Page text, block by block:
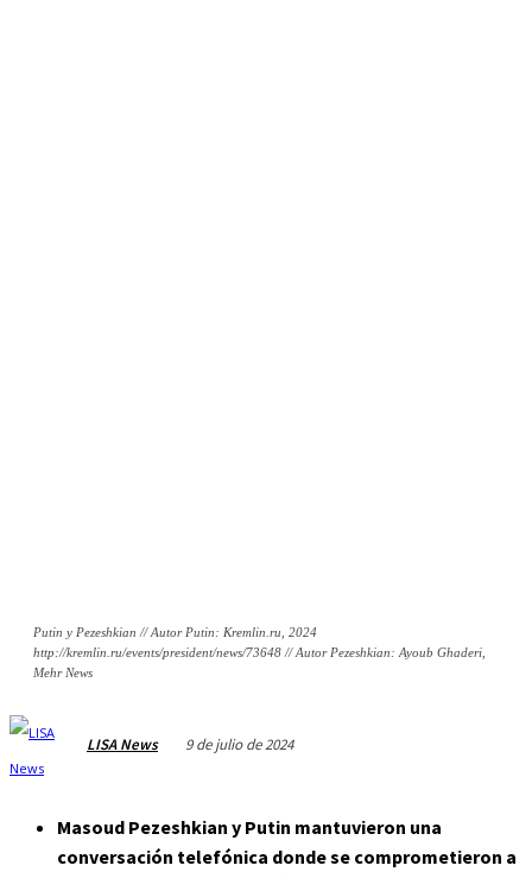
Putin y Pezeshkian // Autor Putin: Kremlin.ru, 2024
http://kremlin.ru/events/president/news/73648 // Autor Pezeshkian: Ayoub Ghaderi,
Mehr News
LISA News 9 de julio de 2024
Masoud Pezeshkian y Putin mantuvieron una
conversación telefónica donde se comprometieron a